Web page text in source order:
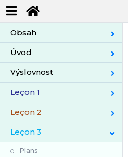
Obsah
Úvod
Výslovnost
Leçon 1
Leçon 2
Leçon 3
Plans